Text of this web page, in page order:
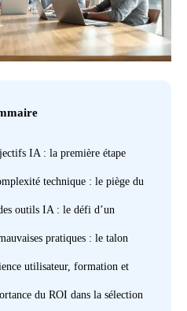
IA : la première étape
technique : le piège du
outils IA : le défi d’un
pratiques : le talon
utilisateur, formation et
du ROI dans la sélection